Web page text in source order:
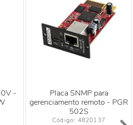
-
Placa SNMP para
gerenciamento remoto - PGR
502S
Código: 4820137